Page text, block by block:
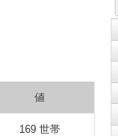
値
169 世帯